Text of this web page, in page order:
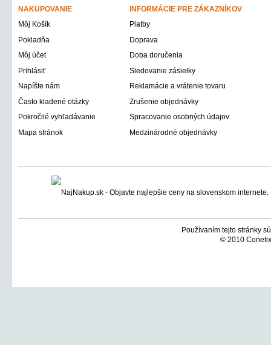
NAKUPOVANIE
INFORMÁCIE PRE ZÁKAZNÍKOV
Môj Košík
Platby
Pokladňa
Doprava
Môj účet
Doba doručenia
Prihlásiť
Sledovanie zásielky
Napíšte nám
Reklamácie a vrátenie tovaru
Často kladené otázky
Zrušenie objednávky
Pokročilé vyhľadávanie
Spracovanie osobných údajov
Mapa stránok
Medzinárodné objednávky
Používaním tejto stránky
© 2010